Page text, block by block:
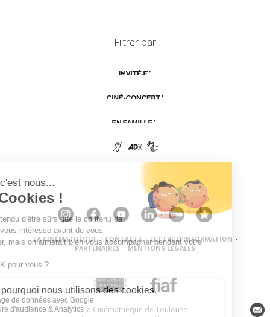
Filtrer par
LA CINÉMATHÈQUE · CONTACTS · LETTRE D'INFORMATION ·
PARTENAIRES · MENTIONS LÉGALES
La Cinémathèque de Toulouse